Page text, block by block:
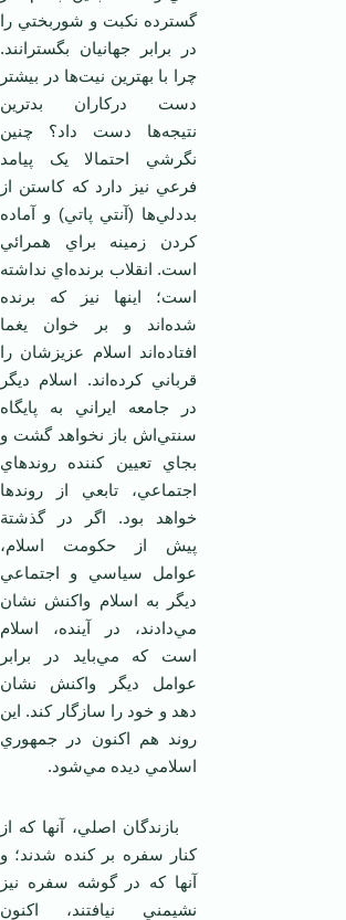
گسترده نکبت و شوربختي را
در برابر جهانيان بگسترانند.
چرا با بهترين نيت‌ها در بيشتر
دست درکاران بدترين
نتيجه‌ها دست داد؟ چنين
نگرشي احتمالا يک پيامد
فرعي نيز دارد که کاستن از
بددلي‌ها (آنتي پاتي) و آماده
کردن زمينه براي همرائي
است. انقلاب برنده‌اي نداشته
است؛ اينها نيز که برنده
شده‌اند و بر خوان يغما
افتاده‌اند اسلام عزيزشان را
قرباني کرده‌اند. اسلام ديگر
در جامعه ايراني به پايگاه
سنتي‌اش باز نخواهد گشت و
بجاي تعيين کننده روندهاي
اجتماعي، تابعي از روندها
خواهد بود. اگر در گذشتة
پيش از حکومت اسلام،
عوامل سياسي و اجتماعي
ديگر به اسلام واکنش نشان
مي‌دادند، در آينده، اسلام
است که مي‌بايد در برابر
عوامل ديگر واکنش نشان
دهد و خود را سازگار کند. اين
روند هم اکنون در جمهوري
اسلامي ديده مي‌شود.
بازندگان اصلي، آنها که از
کنار سفره بر کنده شدند؛ و
آنها که در گوشه سفره نيز
نشيمني نيافتند، اکنون